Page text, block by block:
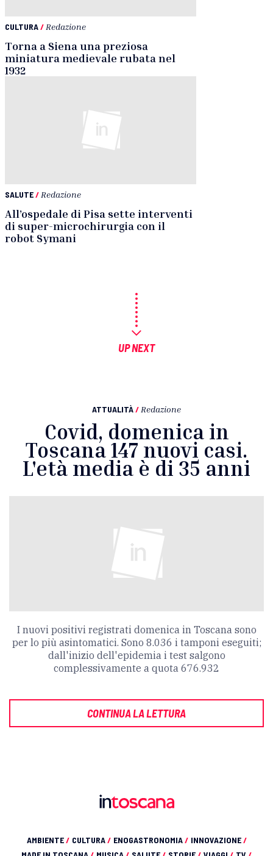
CULTURA/ Redazione
Torna a Siena una preziosa
miniatura medievale rubata nel
1932
SALUTE/ Redazione
All’ospedale di Pisa sette interventi
di super-microchirurgia con il
robot Symani
UP NEXT
ATTUALITÀ/ Redazione
Covid, domenica in
Toscana 147 nuovi casi.
L'età media è di 35 anni
I nuovi positivi registrati domenica in Toscana sono
per lo più asintomatici. Sono 8.036 i tamponi eseguiti;
dall'inizio dell'epidemia i test salgono
complessivamente a quota 676.932
CONTINUA LA LETTURA
AMBIENTE/ CULTURA/ ENOGASTRONOMIA/ INNOVAZIONE/